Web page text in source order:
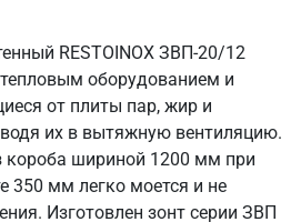
RESTOINOX ЗВП-20/12
тепловым оборудованием и
от плиты пар, жир и
их в вытяжную вентиляцию.
короба шириной 1200 мм при
350 мм легко моется и не
Изготовлен зонт серии ЗВП